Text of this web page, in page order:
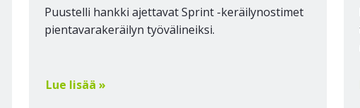
Puustelli hankki ajettavat Sprint -keräilynostimet
pientavarakeräilyn työvälineiksi.
Lue lisää »